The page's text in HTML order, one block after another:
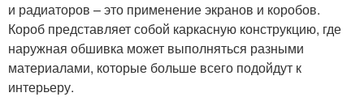
и радиаторов – это применение экранов и коробов.
Короб представляет собой каркасную конструкцию, где
наружная обшивка может выполняться разными
материалами, которые больше всего подойдут к
интерьеру.